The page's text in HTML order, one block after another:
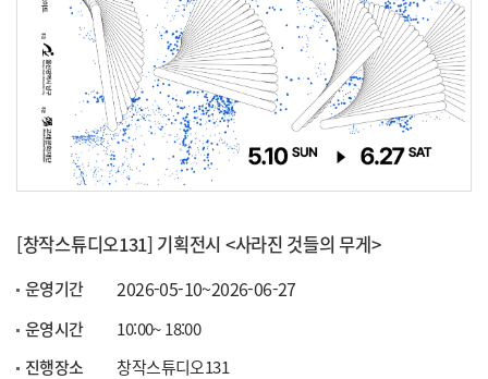
[창작스튜디오131] 기획전시 <사라진 것들의 무게>
운영기간 2026-05-10~2026-06-27
운영시간
10:00~ 18:00
진행장소
창작스튜디오131